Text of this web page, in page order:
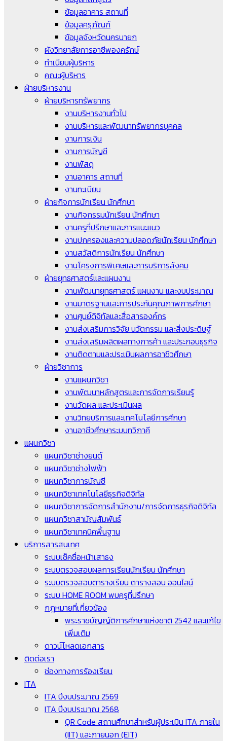
ข้อมูลอาคาร สถานที่
ข้อมูลครุภัณฑ์
ข้อมูลจังหวัดนครนายก
ผังวิทยาลัยการอาชีพองครักษ์
ทำเนียบผู้บริหาร
คณะผู้บริหาร
ฝ่ายบริหารงาน
ฝ่ายบริหารทรัพยากร
งานบริหารงานทั่วไป
งานบริหารและพัฒนาทรัพยากรบุคคล
งานการเงิน
งานการบัญชี
งานพัสดุ
งานอาคาร สถานที่
งานทะเบียน
ฝ่ายกิจการนักเรียน นักศึกษา
งานกิจกรรมนักเรียน นักศึกษา
งานครูที่ปรึกษาและการแนะแนว
งานปกครองและความปลอดภัยนักเรียน นักศึกษา
งานสวัสดิการนักเรียน นักศึกษา
งานโครงการพิเศษและการบริการสังคม
ฝ่ายยุทธศาสตร์และแผนงาน
งานพัฒนายุทธศาสตร์ แผนงาน และงบประมาณ
งานมาตรฐานและการประกันคุณภาพการศึกษา
งานศูนย์ดิจิทัลและสื่อสารองค์กร
งานส่งเสริมการวิจัย นวัตกรรม และสิ่งประดิษฐ์
งานส่งเสริมผลิตผลทางการค้า และประกอบธุรกิจ
งานติดตามและประเมินผลการอาชีวศึกษา
ฝ่ายวิชาการ
งานแผนกวิชา
งานพัฒนาหลักสูตรและการจัดการเรียนรู้
งานวัดผล และประเมินผล
งานวิทยบริการและเทคโนโลยีการศึกษา
งานอาชีวศึกษาระบบทวิภาคี
แผนกวิชา
แผนกวิชาช่างยนต์
แผนกวิชาช่างไฟฟ้า
แผนกวิชาการบัญชี
แผนกวิชาเทคโนโลยีธุรกิจดิจิทัล
แผนกวิชาการจัดการสำนักงาน/การจัดการธุรกิจดิจิทัล
แผนกวิชาสามัญสัมพันธ์
แผนกวิชาเทคนิคพื้นฐาน
บริการสารสนเทศ
ระบบเช็คชื่อหน้าเสาธง
ระบบตรวจสอบผลการเรียนนักเรียน นักศึกษา
ระบบตรวจสอบตารางเรียน ตารางสอน ออนไลน์
ระบบ HOME ROOM พบครูที่ปรึกษา
กฎหมายที่เกี่ยวข้อง
พระราชบัญญัติการศึกษาแห่งชาติ 2542 และแก้ไข
เพิ่มเติม
ดาวน์โหลดเอกสาร
ติดต่อเรา
ช่องทางการร้องเรียน
ITA
ITA ปีงบประมาณ 2569
ITA ปีงบประมาณ 2568
QR Code สถานศึกษาสำหรับผู้ประเมิน ITA ภายใน
(IIT) และภายนอก (EIT)